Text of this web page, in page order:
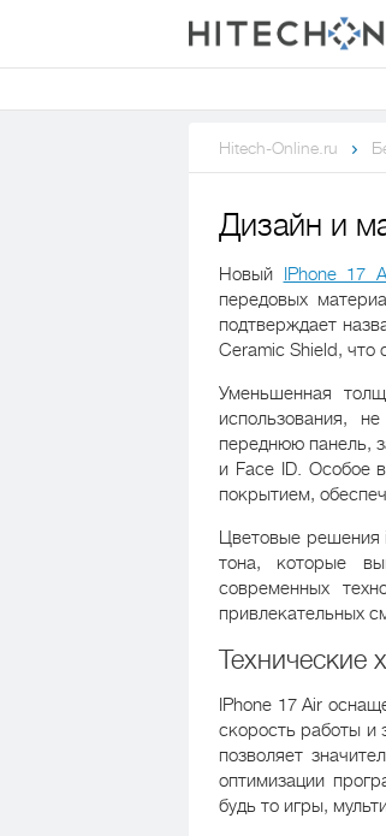
Hitech-Online.ru
Дизайн и
Новый IPhone 17
передовых
подтверждает
Ceramic Shield, что
Уменьшенная
использования,
переднюю панель,
и Face ID. Особое
покрытием,
Цветовые решения
тона, которые
современных
привлекательных
Технические
IPhone 17 Air
скорость работы и
позволяет
оптимизации
будь то игры,